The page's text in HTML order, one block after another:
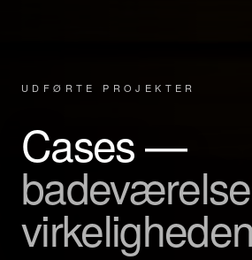
UDFØRTE PROJEKTER
Cases —